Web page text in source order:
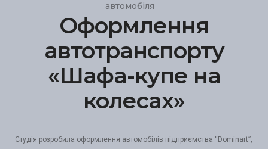
автомобіля
Оформлення
автотранспорту
«Шафа-купе на
колесах»
Студія розробила оформлення автомобілів підприємства “Dominart”,